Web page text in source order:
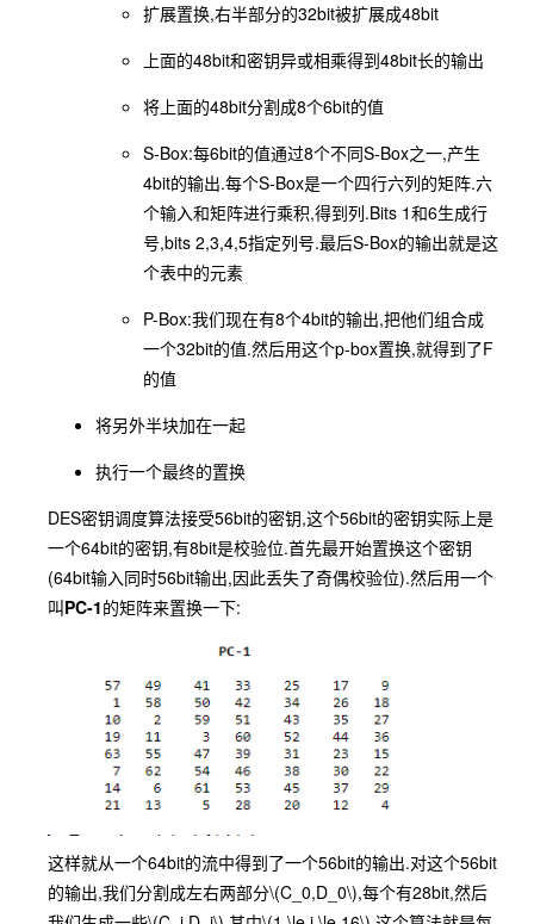
扩展置换,右半部分的32bit被扩展成48bit
上面的48bit和密钥异或相乘得到48bit长的输出
将上面的48bit分割成8个6bit的值
S-Box:每6bit的值通过8个不同S-Box之一,产生
4bit的输出.每个S-Box是一个四行六列的矩阵.六
个输入和矩阵进行乘积,得到列.Bits 1和6生成行
号,bits 2,3,4,5指定列号.最后S-Box的输出就是这
个表中的元素
P-Box:我们现在有8个4bit的输出,把他们组合成
一个32bit的值.然后用这个p-box置换,就得到了F
的值
将另外半块加在一起
执行一个最终的置换
DES密钥调度算法接受56bit的密钥,这个56bit的密钥实际上是
一个64bit的密钥,有8bit是校验位.首先最开始置换这个密钥
(64bit输入同时56bit输出,因此丢失了奇偶校验位).然后用一个
叫PC-1的矩阵来置换一下:
这样就从一个64bit的流中得到了一个56bit的输出.对这个56bit
的输出,我们分割成左右两部分\(C_0,D_0\),每个有28bit,然后